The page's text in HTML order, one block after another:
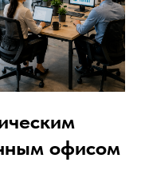
офисом